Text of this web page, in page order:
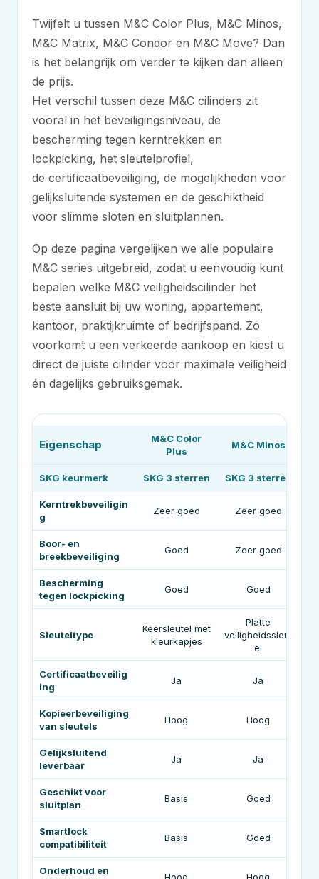
Twijfelt u tussen M&C Color Plus, M&C Minos,
M&C Matrix, M&C Condor en M&C Move? Dan
is het belangrijk om verder te kijken dan alleen
de prijs.
Het verschil tussen deze M&C cilinders zit
vooral in het beveiligingsniveau, de
bescherming tegen kerntrekken en
lockpicking, het sleutelprofiel,
de certificaatbeveiliging, de mogelijkheden voor
gelijksluitende systemen en de geschiktheid
voor slimme sloten en sluitplannen.
Op deze pagina vergelijken we alle populaire
M&C series uitgebreid, zodat u eenvoudig kunt
bepalen welke M&C veiligheidscilinder het
beste aansluit bij uw woning, appartement,
kantoor, praktijkruimte of bedrijfspand. Zo
voorkomt u een verkeerde aankoop en kiest u
direct de juiste cilinder voor maximale veiligheid
én dagelijks gebruiksgemak.
Eigenschap M&C Color
Plus
M&CMinos
SKG keurmerk SKG 3 sterren SKG 3 sterren
Kerntrekbeveiligin
g
Zeer goed Zeer goed
Boor- en
breekbeveiliging
Goed Zeer goed
Bescherming
tegen lockpicking
Goed Goed
Sleuteltype
Keersleutel met
kleurkapjes
Platte
veiligheidssleut
el
Certificaatbeveilig
ing
Ja Ja
Kopieerbeveiliging
van sleutels
Hoog Hoog
Gelijksluitend
leverbaar
Ja Ja
Geschikt voor
sluitplan
Basis Goed
Smartlock
compatibiliteit
Basis Goed
Onderhoud en